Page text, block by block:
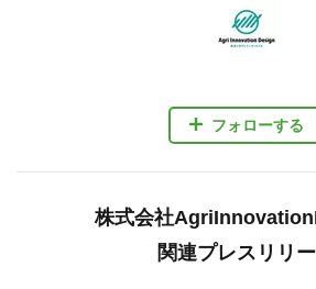
フォローする
株式会社
関連プレスリリ